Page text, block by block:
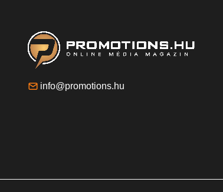
info@promotions.hu